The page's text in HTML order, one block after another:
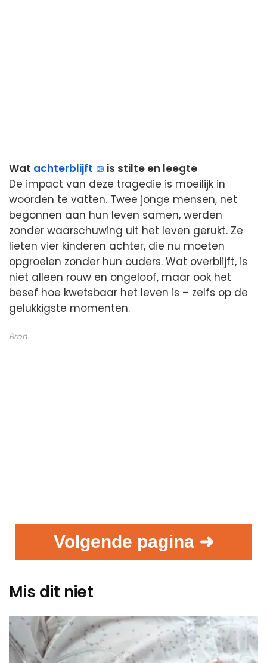
Wat achterblijft
is stilte en leegte
De impact van deze tragedie is moeilijk in
woorden te vatten. Twee jonge mensen, net
begonnen aan hun leven samen, werden
zonder waarschuwing uit het leven gerukt. Ze
lieten vier kinderen achter, die nu moeten
opgroeien zonder hun ouders. Wat overblijft, is
niet alleen rouw en ongeloof, maar ook het
besef hoe kwetsbaar het leven is – zelfs op de
gelukkigste momenten.
Bron
Volgende pagina ➜
Mis dit niet